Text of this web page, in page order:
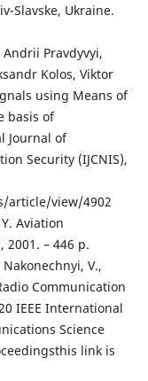
Slavske, Ukraine.
Pravdyvyi,
Kolos, Viktor
using Means of
basis of
Journal of
Security (IJCNIS),
article/view/4902
Aviation
2001. – 446 p.
V.,
Communication
IEEE International
Science
link is